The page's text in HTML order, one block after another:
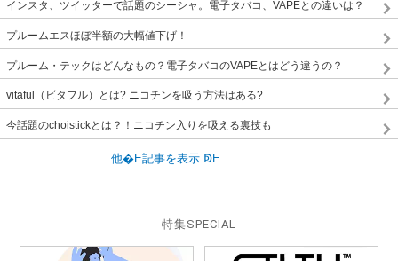
インスタ、ツイッターで話題のシーシャ。電子タバコ、VAPEとの違いは？
プルームエスほぼ半額の大幅値下げ！
プルーム・テックはどんなもの？電子タバコのVAPEとはどう違うの？
vitaful（ビタフル）とは? ニコチンを吸う方法はある?
今話題のchoistickとは？！ニコチン入りを吸える裏技も
特集 SPECIAL